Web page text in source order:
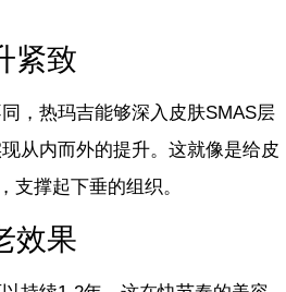
紧致
，热玛吉能够深入皮肤SMAS层
从内而外的提升。这就像是给皮
支撑起下垂的组织。
效果